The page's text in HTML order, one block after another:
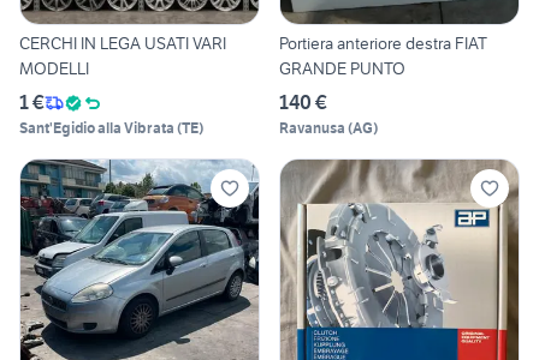
CERCHI IN LEGA USATI VARI
MODELLI
1 €
Sant'Egidio alla Vibrata (TE)
Portiera anteriore destra FIAT
GRANDE PUNTO
140 €
Ravanusa (AG)